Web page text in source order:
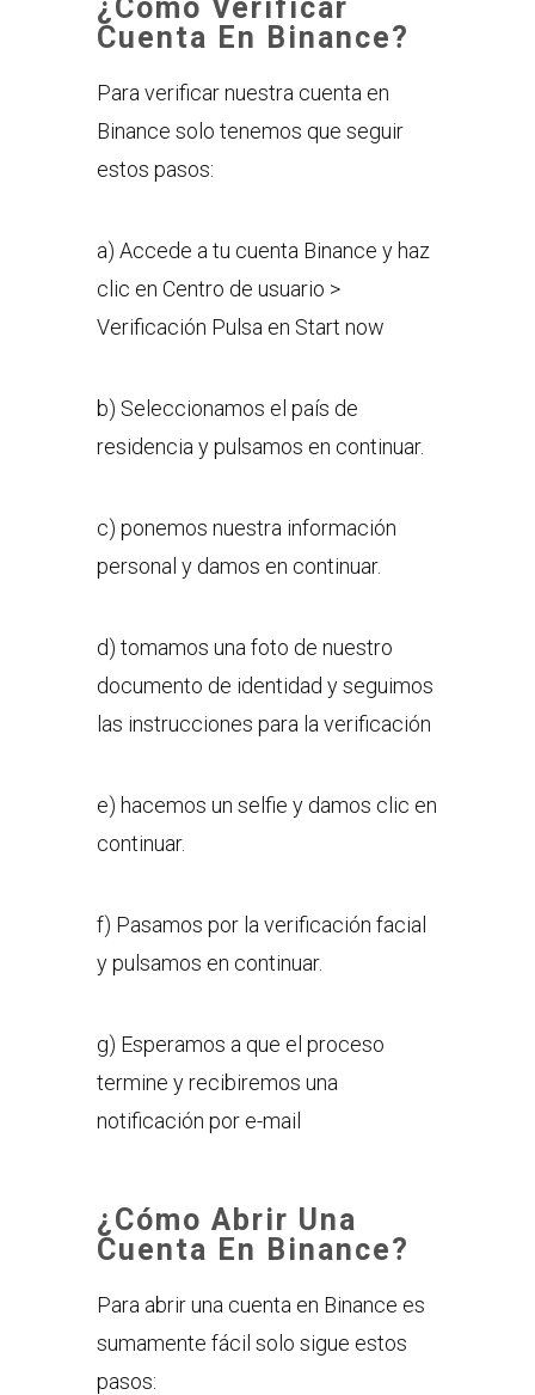
¿Cómo Verificar
Cuenta En Binance?
Para verificar nuestra cuenta en
Binance solo tenemos que seguir
estos pasos:
a) Accede a tu cuenta Binance y haz
clic en Centro de usuario >
Verificación Pulsa en Start now
b) Seleccionamos el país de
residencia y pulsamos en continuar.
c) ponemos nuestra información
personal y damos en continuar.
d) tomamos una foto de nuestro
documento de identidad y seguimos
las instrucciones para la verificación
e) hacemos un selfie y damos clic en
continuar.
f) Pasamos por la verificación facial
y pulsamos en continuar.
g) Esperamos a que el proceso
termine y recibiremos una
notificación por e-mail
¿Cómo Abrir Una
Cuenta En Binance?
Para abrir una cuenta en Binance es
sumamente fácil solo sigue estos
pasos: